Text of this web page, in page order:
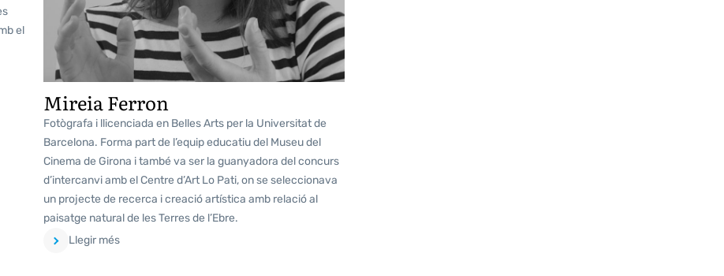
el
Mireia Ferron
Fotògrafa i llicenciada en Belles Arts per la Universitat de
Barcelona. Forma part de l’equip educatiu del Museu del
Cinema de Girona i també va ser la guanyadora del concurs
d’intercanvi amb el Centre d’Art Lo Pati, on se seleccionava
un projecte de recerca i creació artística amb relació al
paisatge natural de les Terres de l’Ebre.
Llegir més